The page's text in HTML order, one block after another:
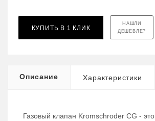
КУПИТЬ В 1 КЛИК
НАШЛИ
ДЕШЕВЛЕ?
Описание Характеристики
Газовый клапан Kromschroder CG - это